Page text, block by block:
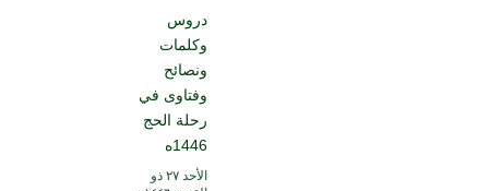
دروس
وكلمات
ونصائح
وفتاوى في
رحلة الحج
1446ه
الأحد ۲۷ ذو